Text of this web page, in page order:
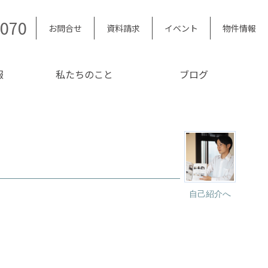
お問合せ 資料請求 イベント 物件情報
私たちのこと ブログ
自己紹介へ